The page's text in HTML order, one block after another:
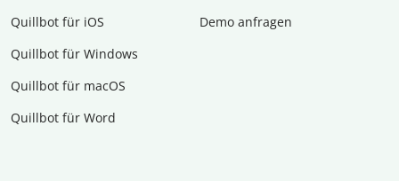
Quillbot für iOS
Quillbot für Windows
Quillbot für macOS
Quillbot für Word
Demo anfragen